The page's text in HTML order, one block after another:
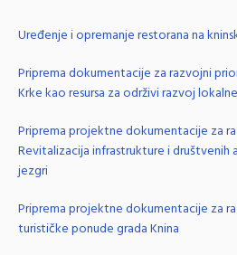
Uređenje i opremanje restorana na
Priprema dokumentacije za razvojni
Krke kao resursa za održivi razvoj
Priprema projektne dokumentacije za
Revitalizacija infrastrukture i
jezgri
Priprema projektne dokumentacije za
turističke ponude grada Knina